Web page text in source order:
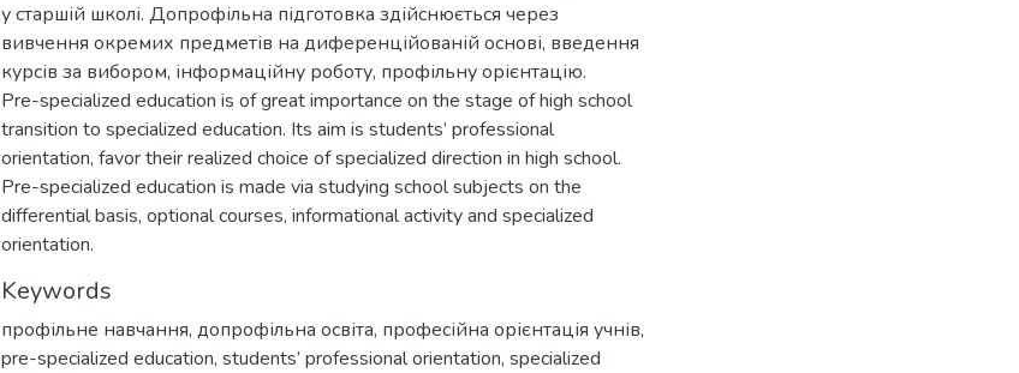
у старшій школі. Допрофільна підготовка здійснюється через
вивчення окремих предметів на диференційованій основі, введення
курсів за вибором, інформаційну роботу, профільну орієнтацію.
Pre-specialized education is of great importance on the stage of high school
transition to specialized education. Its aim is students’ professional
orientation, favor their realized choice of specialized direction in high school.
Pre-specialized education is made via studying school subjects on the
differential basis, optional courses, informational activity and specialized
orientation.
Keywords
профільне навчання, допрофільна освіта, професійна орієнтація учнів,
pre-specialized education, students’ professional orientation, specialized